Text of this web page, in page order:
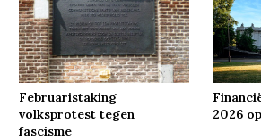
Februaristaking
volksprotest tegen
fascisme
2026